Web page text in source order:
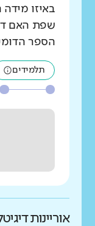
באיזו מידה
שפת האם
הספר
תלמידים
אוריינות